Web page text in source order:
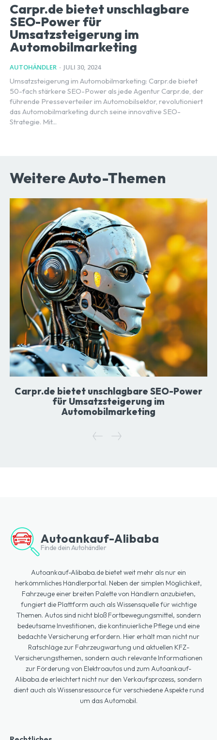
Carpr.de bietet unschlagbare
SEO-Power für
Umsatzsteigerung im
Automobilmarketing
AUTOHÄNDLER - JULI 30, 2024
Umsatzsteigerung im Automobilmarketing: Carpr.de bietet
50-fach stärkere SEO-Power als jede Agentur Carpr.de, der
führende Presseverteiler im Automobilsektor, revolutioniert
das Automobilmarketing durch seine innovative SEO-
Strategie. Mit...
Weitere Auto-Themen
Carpr.de bietet unschlagbare SEO-Power
für Umsatzsteigerung im
Automobilmarketing
Autoankauf-Alibaba
Finde dein Autohändler
Autoankauf-Alibaba.de bietet weit mehr als nur ein
herkömmliches Händlerportal. Neben der simplen Möglichkeit,
Fahrzeuge einer breiten Palette von Händlern anzubieten,
fungiert die Plattform auch als Wissensquelle für wichtige
Themen. Autos sind nicht bloß Fortbewegungsmittel, sondern
bedeutsame Investitionen, die kontinuierliche Pflege und eine
bedachte Versicherung erfordern. Hier erhält man nicht nur
Ratschläge zur Fahrzeugwartung und aktuellen KFZ-
Versicherungsthemen, sondern auch relevante Informationen
zur Förderung von Elektroautos und zum Autoankauf-
Alibaba.de erleichtert nicht nur den Verkaufsprozess, sondern
dient auch als Wissensressource für verschiedene Aspekte rund
um das Automobil.